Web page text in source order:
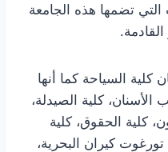
تضمها هذه الجامعة
السياحة كما أنها
كلية الصيدلة،
كلية الحقوق، كلية
تورغوت كيران البحرية،